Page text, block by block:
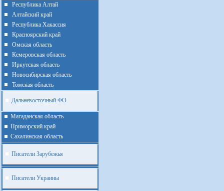
Республика Алтай
Алтайcкий край
Республика Хакассия
Красноярский край
Омская область
Кемеровская область
Иркутская область
Новосибирская область
Томская область
Дальневосточный ФО
Магаданская область
Приморский край
Cахалинская область
Писатели Зарубежья
Писатели Украины